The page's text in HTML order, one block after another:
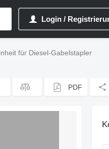
Login /
für Diesel-Gabelstapler
PDF